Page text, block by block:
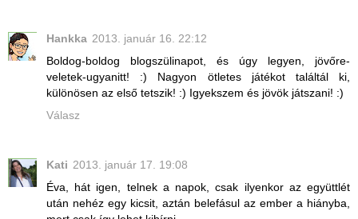
Hankka 2013. január 16. 22:12
Boldog-boldog blogszülinapot, és úgy legyen, jövőre-
veletek-ugyanitt! :) Nagyon ötletes játékot találtál ki,
különösen az első tetszik! :) Igyekszem és jövök játszani! :)
Válasz
Kati 2013. január 17. 19:08
Éva, hát igen, telnek a napok, csak ilyenkor az együttlét
után nehéz egy kicsit, aztán belefásul az ember a hiányba,